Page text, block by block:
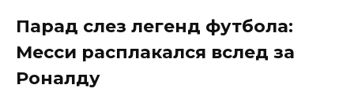
Парад слез легенд футбола:
Месси расплакался вслед за
Роналду